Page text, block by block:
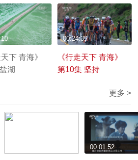
天下 青海》
湖
《行走天下 青海》
第10集 坚持
00:24:39
更多 >
00:01:52